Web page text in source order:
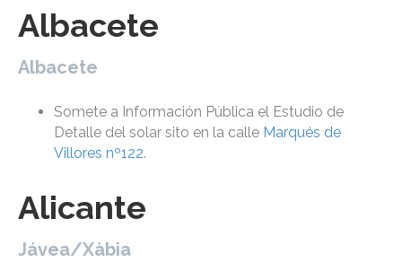
Albacete
Albacete
Somete a Información Pública el Estudio de
Detalle del solar sito en la calle Marqués de
Villores nº122.
Alicante
Jávea/Xàbia